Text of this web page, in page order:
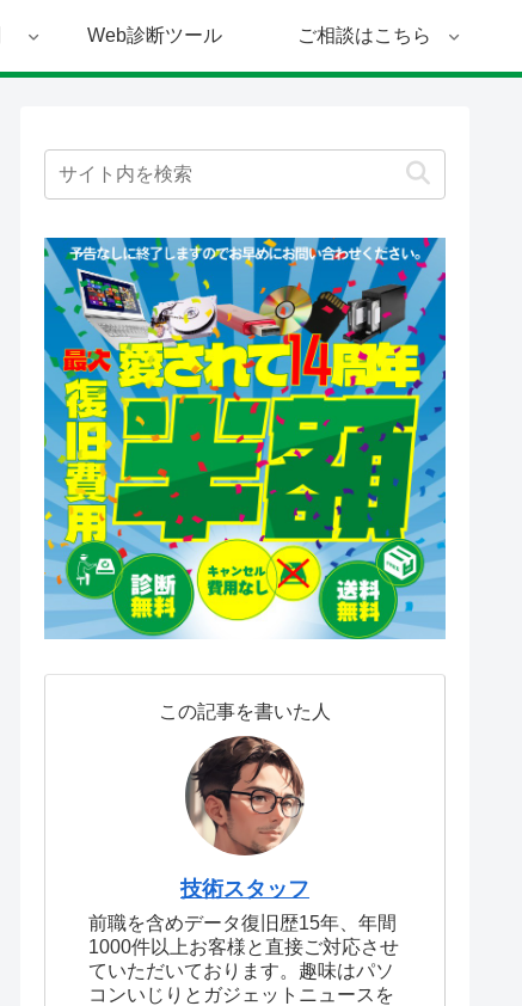
Web診断ツール ご相談はこちら
この記事を書いた人
技術スタッフ
前職を含めデータ復旧歴15年、年間
1000件以上お客様と直接ご対応させ
ていただいております。趣味はパソ
コンいじりとガジェットニュースを